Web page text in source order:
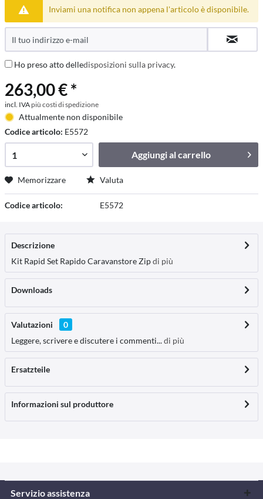
Inviami una notifica non appena l'articolo è disponibile.
Ho preso atto delledisposizioni sulla privacy.
263,00 € *
incl. IVA più costi di spedizione
Attualmente non disponibile
Codice articolo: E5572
Aggiungi alcarrello
Memorizzare Valuta
Codice articolo: E5572
Descrizione
Kit Rapid Set Rapido Caravanstore Zipdi più
Downloads
Valutazioni
0
Leggere, scrivere e discutere i commenti...di più
Ersatzteile
Informazioni sul produttore
Servizio assistenza